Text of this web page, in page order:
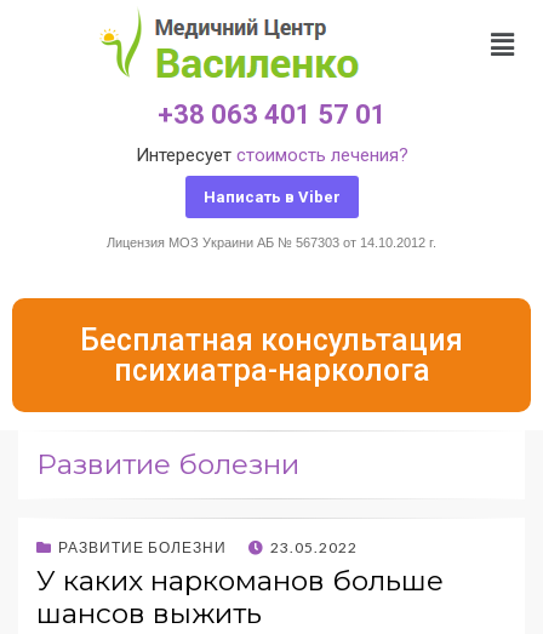
+38 063 401 57 01
Интересует стоимость лечения?
Написать в Viber
Лицензия МОЗ Украини АБ № 567303 от 14.10.2012 г.
Бесплатная консультация
психиатра-нарколога
Развитие болезни
РАЗВИТИЕ БОЛЕЗНИ 23.05.2022
У каких наркоманов больше
шансов выжить